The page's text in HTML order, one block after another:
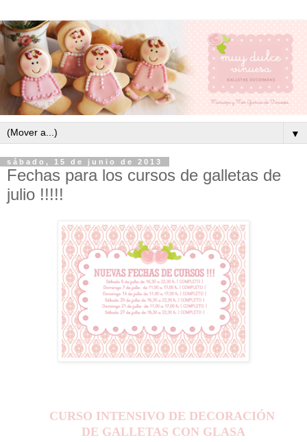
▼
sábado, 15 de junio de 2013
Fechas para los cursos de galletas de
julio !!!!!
CURSO INTENSIVO DE DECORACIÓN
DE GALLETAS CON GLASA